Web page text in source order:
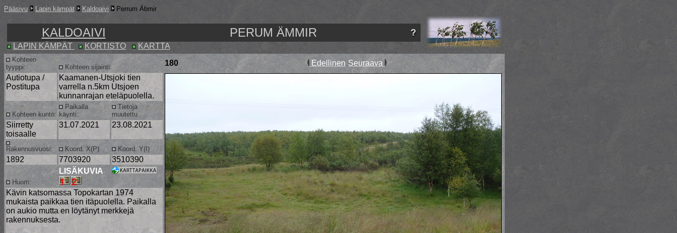
Pääsivu Lapin kämpät Kaldoaivi Perrum Äbmir
KALDOAIVI PERUM ÄMMIR
LAPIN KÄMPÄT KORTISTO KARTTA
Kohteen
tyyppi:
Kohteen sijainti: 180 Edellinen Seuraava
Autiotupa /
Postitupa
Kaamanen-Utsjoki tien
varrella n.5km Utsjoen
kunnanrajan eteläpuolella.
Kohteen kunto:
Paikalla
käynti:
Tietoja
muutettu
Siirretty
toisaalle
31.07.2021 23.08.2021
Rakennusvuosi: Koord. X(P) Koord. Y(I)
1892 7703920 3510390
Huom:
LISÄKUVIA
Kävin katsomassa Topokartan 1974
mukaista paikkaa tien itäpuolella. Paikalla
on aukio mutta en löytänyt merkkejä
rakennuksesta.